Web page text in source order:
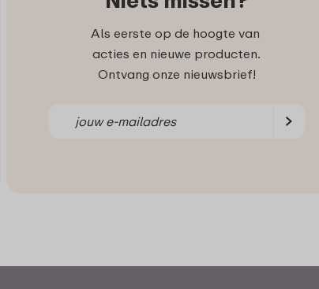
Als eerste op de hoogte van
acties en nieuwe producten.
Ontvang onze nieuwsbrief!